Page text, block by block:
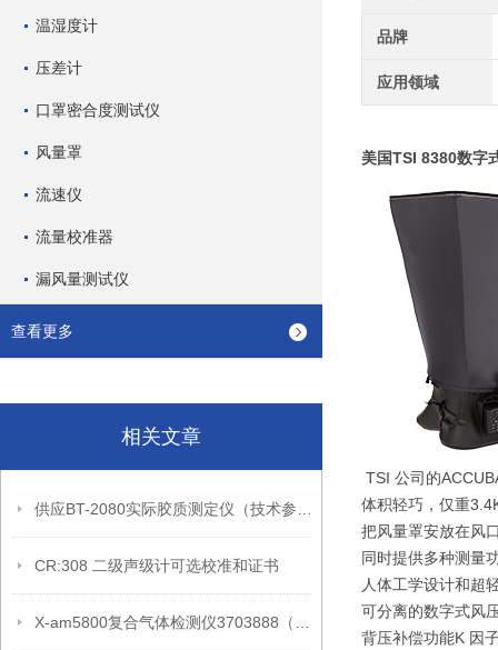
温湿度计
压差计
口罩密合度测试仪
风量罩
流速仪
流量校准器
漏风量测试仪
查看更多
相关文章
CR:308 二级声级计可选校准和证书
品牌
应用领域
美国TSI 8380数字
TSI 公司的
体积轻巧，仅重
把风量罩安放在风
同时提供多种测量
人体工学设计和超
可分离的数字式风
背压补偿功能K 因